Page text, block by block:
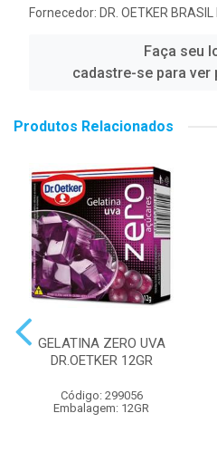
Fornecedor: DR. OETKER BRASIL
Faça seu
cadastre-se para
Produtos Relacionados
GELATINA ZERO UVA
DR.OETKER 12GR
Código: 299056
Embalagem: 12GR